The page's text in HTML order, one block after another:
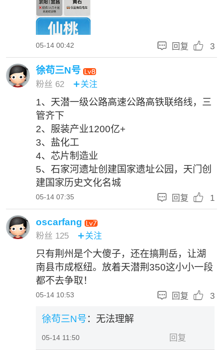
05-14 00:42  回复  3
徐苟三N号
粉丝 62 关注
1、天潜一级公路高速公路高铁联络线，三
管齐下
2、服装产业1200亿+
3、盐化工
4、芯片制造业
5、石家河遗址创建国家遗址公园，天门创
建国家历史文化名城
05-14 07:35  回复  1
oscarfang
粉丝 125 关注
只有荆州是个大傻子，还在搞荆岳，让湖
南县市成枢纽。放着天潜荆350这小小一段
都不去争取！
05-14 10:53  回复  3
徐苟三N号：无法理解
05-14 11:50 回复